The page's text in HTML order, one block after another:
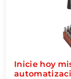
Inicie hoy